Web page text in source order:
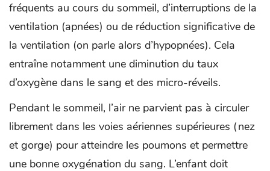
fréquents au cours du sommeil, d’interruptions de la
ventilation (apnées) ou de réduction significative de
la ventilation (on parle alors d’hypopnées). Cela
entraîne notamment une diminution du taux
d’oxygène dans le sang et des micro-réveils.
Pendant le sommeil, l’air ne parvient pas à circuler
librement dans les voies aériennes supérieures (nez
et gorge) pour atteindre les poumons et permettre
une bonne oxygénation du sang. L’enfant doit